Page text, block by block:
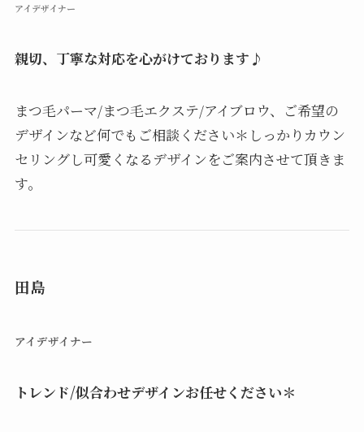
アイデザイナー
親切、丁寧な対応を心がけております♪
まつ毛パーマ/まつ毛エクステ/アイブロウ、ご希望の
デザインなど何でもご相談ください＊しっかりカウン
セリングし可愛くなるデザインをご案内させて頂きま
す。
田島
アイデザイナー
トレンド/似合わせデザインお任せください＊